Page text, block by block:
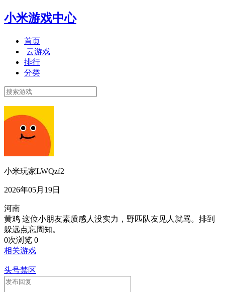
小米游戏中心
首页
云游戏
排行
分类
小米玩家LWQzf2
2026年05月19日
河南
黄鸡 这位小朋友素质感人没实力，野匹队友见人就骂。排到
躲远点忘周知。
0次浏览 0
相关游戏
头号禁区